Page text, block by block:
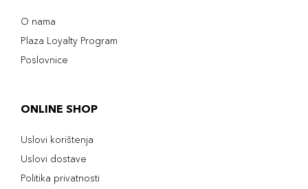
O nama
Plaza Loyalty Program
Poslovnice
ONLINE SHOP
Uslovi korištenja
Uslovi dostave
Politika privatnosti